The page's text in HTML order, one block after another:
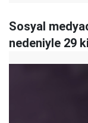
Sosyal
nedeniyle 29